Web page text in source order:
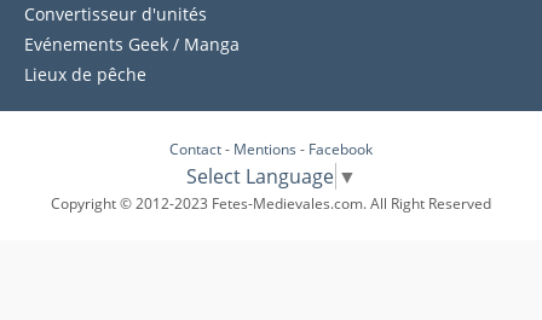
Convertisseur d'unités
Evénements Geek / Manga
Lieux de pêche
Contact- Mentions - Facebook
Select Language ▼
Copyright © 2012-2023 Fetes-Medievales.com. All Right Reserved